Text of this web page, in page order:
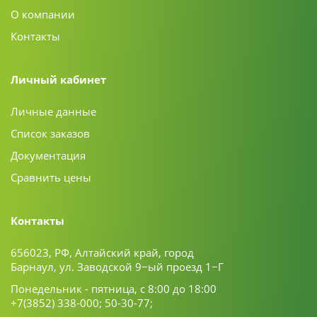
О компании
Контакты
Личный кабинет
Личные данные
Список заказов
Документация
Сравнить цены
Контакты
656023, РФ, Алтайский край, город
Барнаул, ул. Заводской 9−ый проезд 1−Г
Понедельник - пятница, с 8:00 до 18:00
+7(3852) 338-000; 50-30-77;